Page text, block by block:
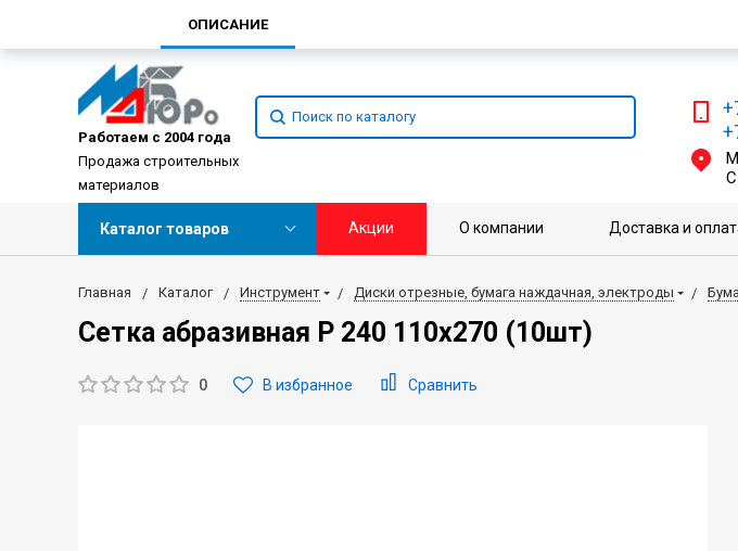
Работаем с 2004 года
Продажа строительных
материалов
Каталог товаров Акции О компании Доставка и
Главная Каталог Инструмент Диски отрезные, бумага наждачная, электроды
Сетка абразивная Р 240 110х270 (10шт)
0 В избранное Сравнить
ОПИСАНИЕ